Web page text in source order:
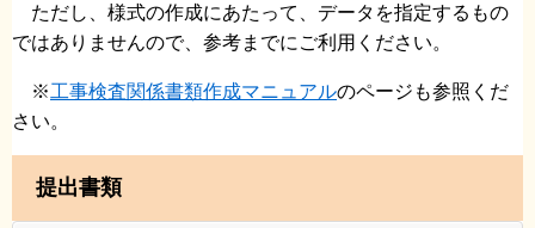
ただし、様式の作成にあたって、データを指定するもの
ではありませんので、参考までにご利用ください。
※工事検査関係書類作成マニュアルのページも参照くだ
さい。
提出書類